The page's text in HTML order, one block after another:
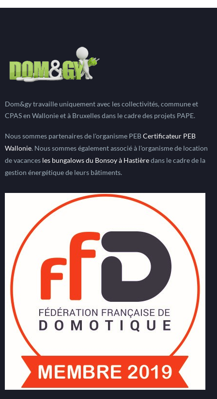
Dom&gy travaille uniquement avec les collectivités, commune et
CPAS en Wallonie et à Bruxelles dans le cadre des projets PAPE.
Nous sommes partenaires de l'organisme PEBCertificateur PEB
Wallonie. Nous sommes également associé à l'organisme de location
de vacances les bungalows du Bonsoy à Hastièredans le cadre de la
gestion énergétique de leurs bâtiments.